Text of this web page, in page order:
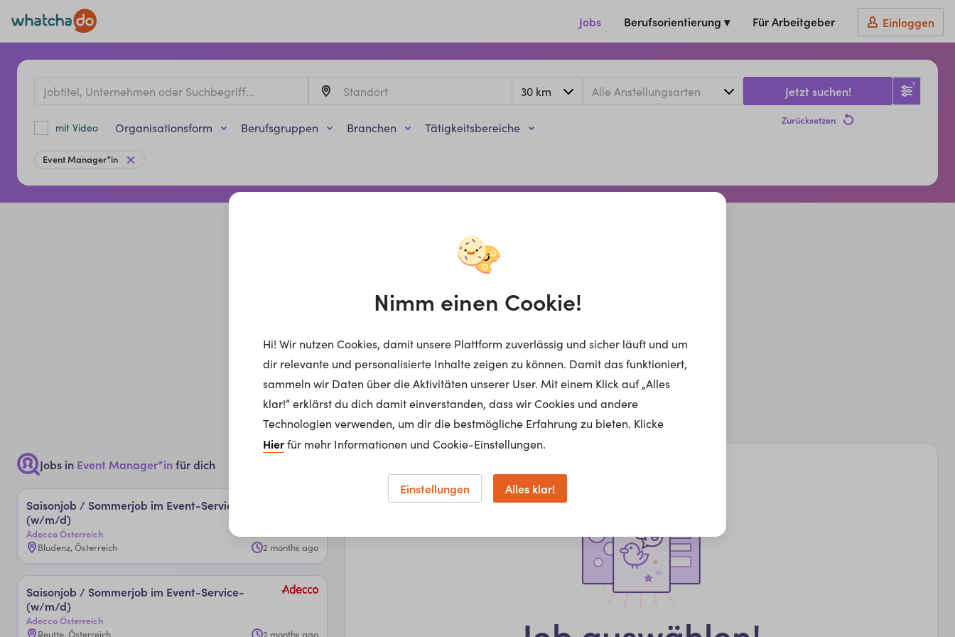
Jobs Berufsorientierung ▾ Für Arbeitgeber Einloggen
mit Video Organisationsform Berufsgruppen Branchen Tätigkeitsbereiche
1
Jetzt suchen!
Zurücksetzen
Event Manager*in
Jobs in Event Manager*infür dich
Sai­son­job­ / ­Som­mer­job­ im Even­t-­Ser­vice­
(w/m/d)
Adecco Österreich
Bludenz, Österreich 2 months ago
Sai­son­job­ / ­Som­mer­job­ im Even­t-­Ser­vice­
(w/m/d)
Adecco Österreich
Reutte, Österreich 2 months ago
Nimm einen Cookie!
Hi! Wir nutzen Cookies, damit unsere Plattform zuverlässig und sicher läuft und um
dir relevante und personalisierte Inhalte zeigen zu können. Damit das funktioniert,
sammeln wir Daten über die Aktivitäten unserer User. Mit einem Klick auf „Alles
klar!“ erklärst du dich damit einverstanden, dass wir Cookies und andere
Technologien verwenden, um dir die bestmögliche Erfahrung zu bieten. Klicke
Hierfür mehr Informationen und Cookie-Einstellungen.
Einstellungen Alles klar!